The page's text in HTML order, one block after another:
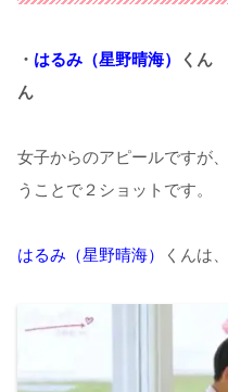
・ はるみ（星野晴海） く
ん
女子からのアピールですが
うことで２ショットです。
はるみ（星野晴海） くんは